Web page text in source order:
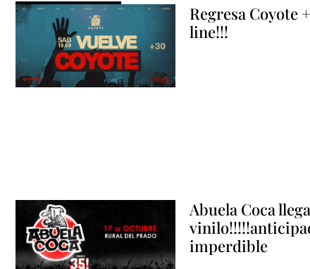
Regresa Coyote
line!!!
Abuela Coca
imperdible